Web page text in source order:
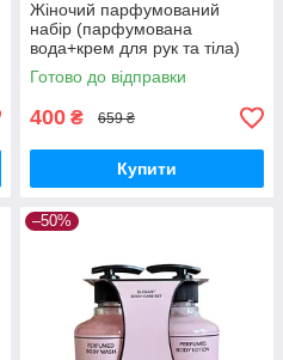
Жіночий парфумований
набір (парфумована
вода+крем для рук та тіла)
THALIA Solo, 35/50 мл
(GIORGIO ARMANI - MY WAY)
Готово до відправки
400 ₴ 659 ₴
Купити
–50%